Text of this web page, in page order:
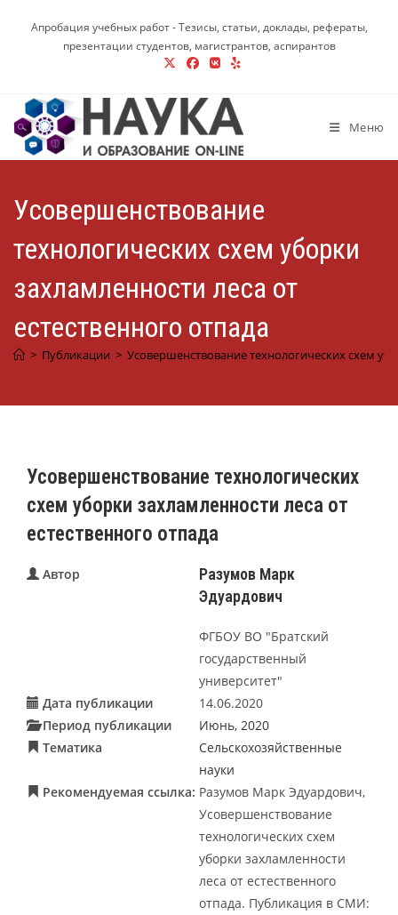
содержимому
Апробация учебных работ - Тезисы, статьи, доклады, рефераты,
презентации студентов, магистрантов, аспирантов
Меню
Усовершенствование
технологических схем уборки
захламленности леса от
естественного отпада
> Публикации > Усовершенствование технологических схем
Усовершенствование технологических
схем уборки захламленности леса от
естественного отпада
Автор
Разумов Марк
Эдуардович
ФГБОУ ВО "Братский
государственный
университет"
Дата публикации
14.06.2020
Период публикации
Июнь, 2020
Тематика
Сельскохозяйственные
науки
Рекомендуемая ссылка: Разумов Марк Эдуардович,
Усовершенствование
технологических схем
уборки захламленности
леса от естественного
отпада. Публикация в СМИ: